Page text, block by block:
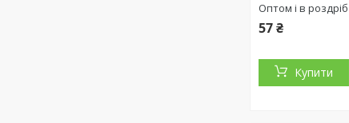
Оптом і в роздріб
57 ₴
Купити